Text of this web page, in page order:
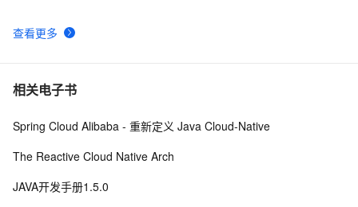
查看更多
相关电子书
Spring Cloud Alibaba - 重新定义 Java Cloud-Native
The Reactive Cloud Native Arch
JAVA开发手册1.5.0